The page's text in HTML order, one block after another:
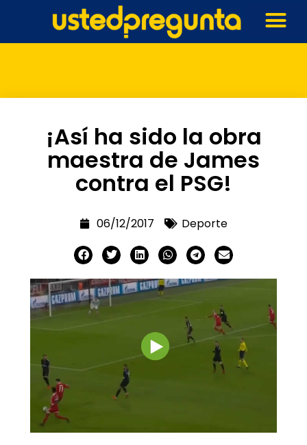
¡Así ha sido la obra
maestra de James
contra el PSG!
06/12/2017 Deporte